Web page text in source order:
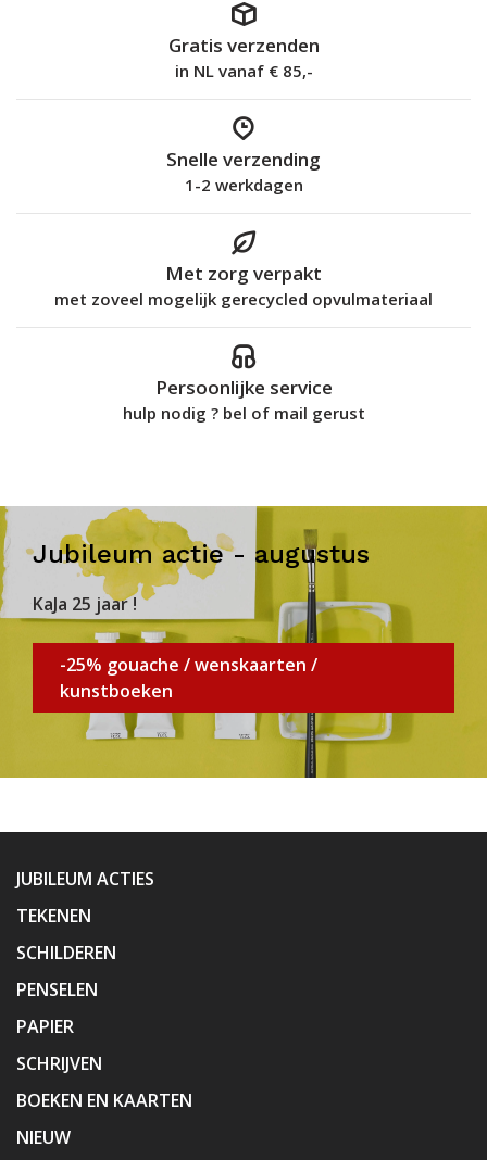
Gratis verzenden
in NL vanaf € 85,-
Snelle verzending
1-2 werkdagen
Met zorg verpakt
met zoveel mogelijk gerecycled opvulmateriaal
Persoonlijke service
hulp nodig ? bel of mail gerust
Jubileum actie - augustus
KaJa 25 jaar !
-25% gouache / wenskaarten /
kunstboeken
JUBILEUM ACTIES
TEKENEN
SCHILDEREN
PENSELEN
PAPIER
SCHRIJVEN
BOEKEN EN KAARTEN
NIEUW